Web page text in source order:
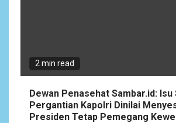
2 min read
Dewan Penasehat Sambar.id:
Pergantian Kapolri Dinilai
Presiden Tetap Pemegang